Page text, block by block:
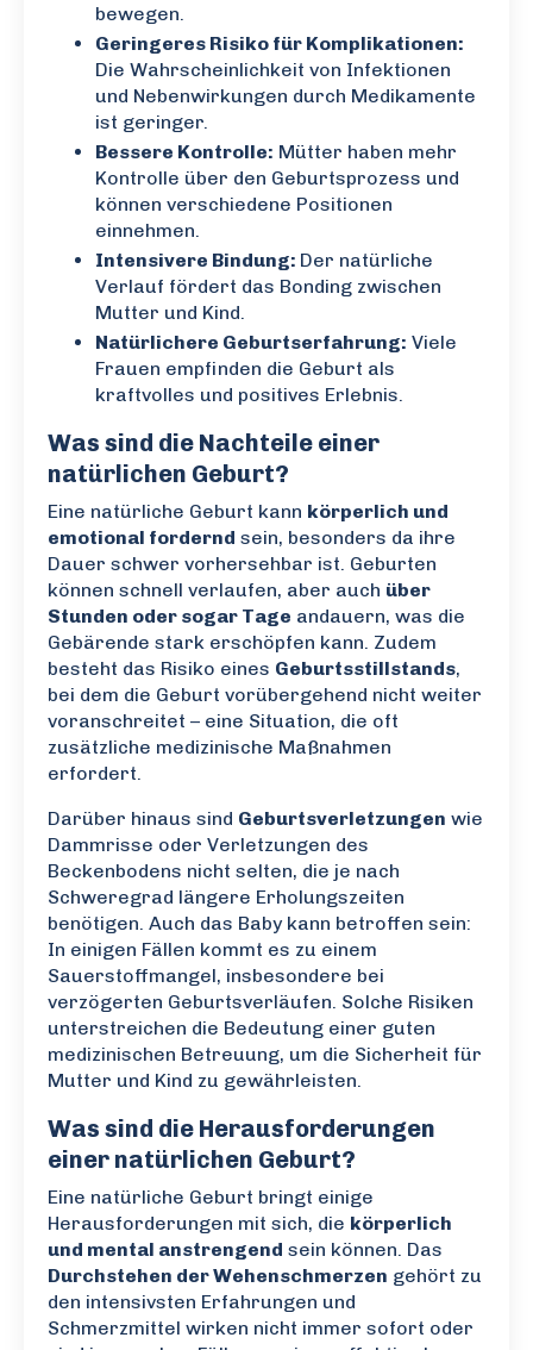
bewegen.
Geringeres Risiko für Komplikationen:
Die Wahrscheinlichkeit von Infektionen
und Nebenwirkungen durch Medikamente
ist geringer.
Bessere Kontrolle: Mütter haben mehr
Kontrolle über den Geburtsprozess und
können verschiedene Positionen
einnehmen.
Intensivere Bindung: Der natürliche
Verlauf fördert das Bonding zwischen
Mutter und Kind.
Natürlichere Geburtserfahrung: Viele
Frauen empfinden die Geburt als
kraftvolles und positives Erlebnis.
Was sind die Nachteile einer
natürlichen Geburt?
Eine natürliche Geburt kann körperlich und
emotional fordernd sein, besonders da ihre
Dauer schwer vorhersehbar ist. Geburten
können schnell verlaufen, aber auch über
Stunden oder sogar Tage andauern, was die
Gebärende stark erschöpfen kann. Zudem
besteht das Risiko eines Geburtsstillstands,
bei dem die Geburt vorübergehend nicht weiter
voranschreitet – eine Situation, die oft
zusätzliche medizinische Maßnahmen
erfordert.
Darüber hinaus sind Geburtsverletzungen wie
Dammrisse oder Verletzungen des
Beckenbodens nicht selten, die je nach
Schweregrad längere Erholungszeiten
benötigen. Auch das Baby kann betroffen sein:
In einigen Fällen kommt es zu einem
Sauerstoffmangel, insbesondere bei
verzögerten Geburtsverläufen. Solche Risiken
unterstreichen die Bedeutung einer guten
medizinischen Betreuung, um die Sicherheit für
Mutter und Kind zu gewährleisten.
Was sind die Herausforderungen
einer natürlichen Geburt?
Eine natürliche Geburt bringt einige
Herausforderungen mit sich, die körperlich
und mental anstrengend sein können. Das
Durchstehen der Wehenschmerzen gehört zu
den intensivsten Erfahrungen und
Schmerzmittel wirken nicht immer sofort oder